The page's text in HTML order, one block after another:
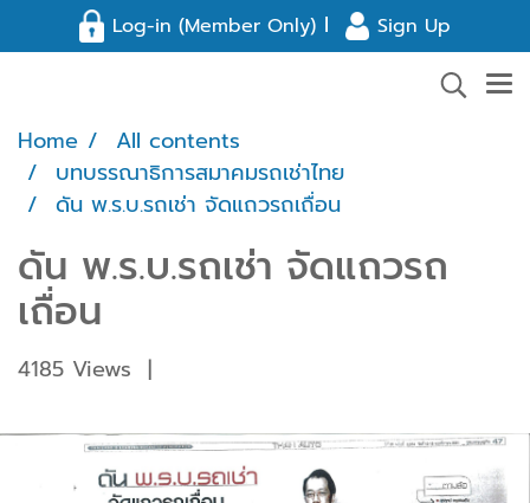
Log-in (Member Only) l Sign Up
Home
All contents
บทบรรณาธิการสมาคมรถเช่าไทย
ดัน พ.ร.บ.รถเช่า จัดแถวรถเถื่อน
ดัน พ.ร.บ.รถเช่า จัดแถวรถ
เถื่อน
4185 Views |